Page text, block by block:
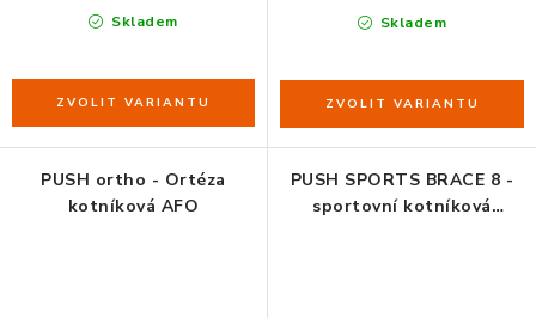
O nákupu Reklamace, výměna a vrácení
Showroom
Naše realizace, inspirace a návody
Skladem Skladem
PUSH ortho - Ortéza
kotníková AFO
PUSH SPORTS BRACE 8 -
sportovní kotníková